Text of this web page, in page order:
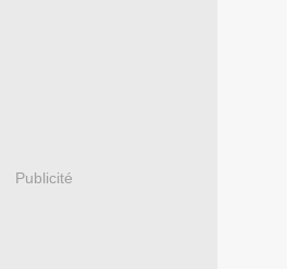
Publicité